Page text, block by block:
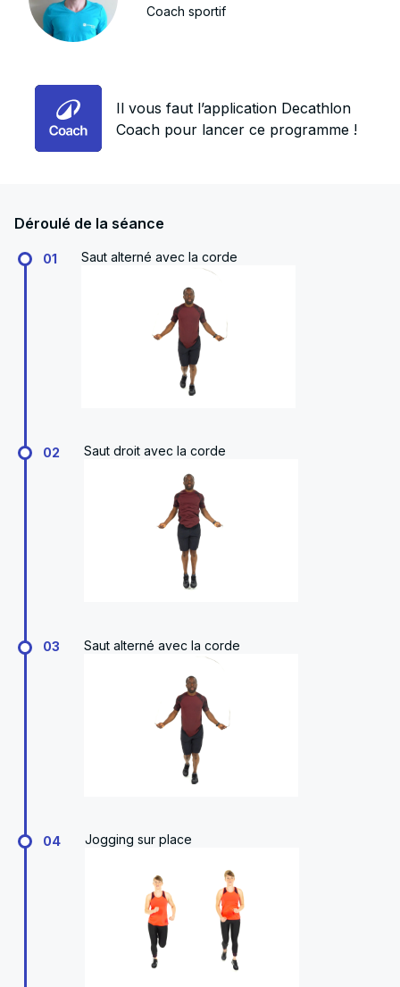
Coach sportif
Il vous faut l’application Decathlon
Coach pour lancer ce programme !
Déroulé de la séance
01 Saut alterné avec la corde
02 Saut droit avec la corde
03 Saut alterné avec la corde
04 Jogging sur place